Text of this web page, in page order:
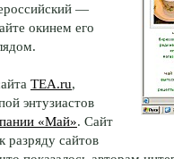
—
окинем его
TEA.ru,
энтузиастов
«Май». Сайт
разряду сайтов